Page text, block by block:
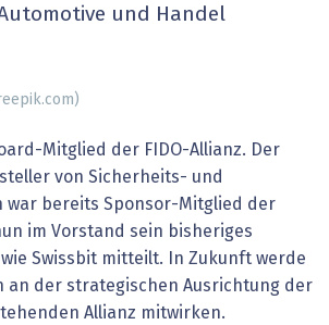
und Handel
Mitglied der FIDO-Allianz. Der
von Sicherheits- und
war bereits Sponsor-Mitglied der
im Vorstand sein bisheriges
wie Swissbit mitteilt. In Zukunft werde
an der strategischen Ausrichtung der
Allianz mitwirken.